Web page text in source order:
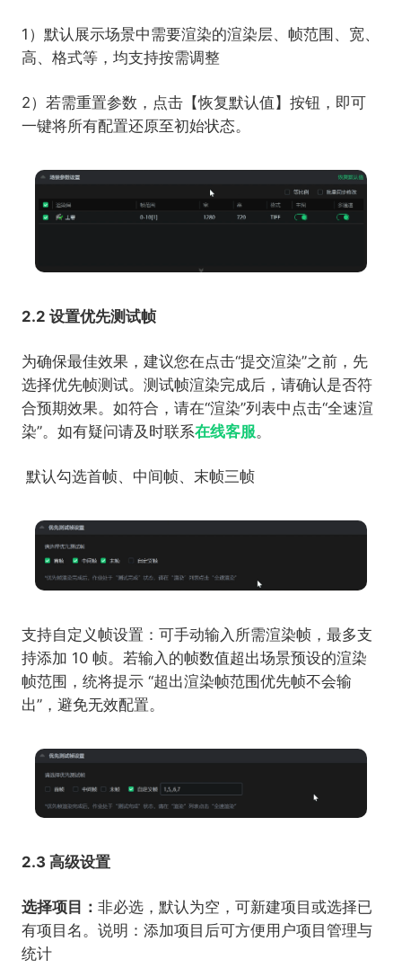
1）默认展示场景中需要渲染的渲染层、帧范围、宽、
高、格式等，均支持按需调整
2）若需重置参数，点击【恢复默认值】按钮，即可
一键将所有配置还原至初始状态。
2.2 设置优先测试帧
为确保最佳效果，建议您在点击“提交渲染”之前，先
选择优先帧测试。测试帧渲染完成后，请确认是否符
合预期效果。如符合，请在“渲染”列表中点击“全速渲
染”。如有疑问请及时联系在线客服。
默认勾选首帧、中间帧、末帧三帧
支持自定义帧设置：可手动输入所需渲染帧，最多支
持添加 10 帧。若输入的帧数值超出场景预设的渲染
帧范围，统将提示 “超出渲染帧范围优先帧不会输
出”，避免无效配置。
2.3 高级设置
选择项目： 非必选，默认为空，可新建项目或选择已
有项目名。说明：添加项目后可方便用户项目管理与
统计